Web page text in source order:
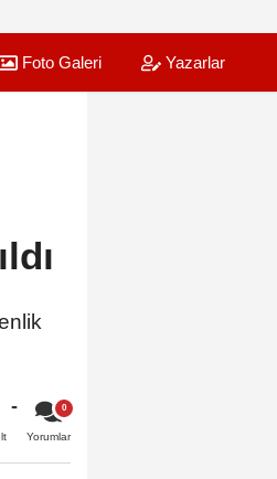
Foto Galeri Yazarlar
Yorumlar